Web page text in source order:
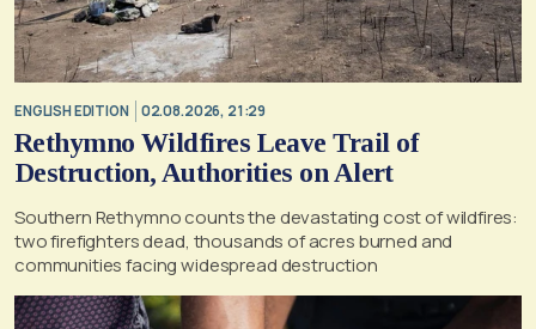
ENGLISH EDITION 02.08.2026, 21:29
Rethymno Wildfires Leave Trail of
Destruction, Authorities on Alert
Southern Rethymno counts the devastating cost of wildfires:
two firefighters dead, thousands of acres burned and
communities facing widespread destruction